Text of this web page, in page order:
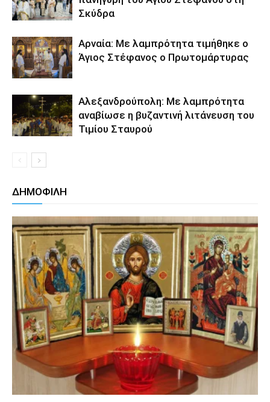
Σκύδρα
Αρναία: Με λαμπρότητα τιμήθηκε ο
Άγιος Στέφανος ο Πρωτομάρτυρας
Αλεξανδρούπολη: Με λαμπρότητα
αναβίωσε η βυζαντινή λιτάνευση του
Τιμίου Σταυρού
ΔΗΜΟΦΙΛΗ